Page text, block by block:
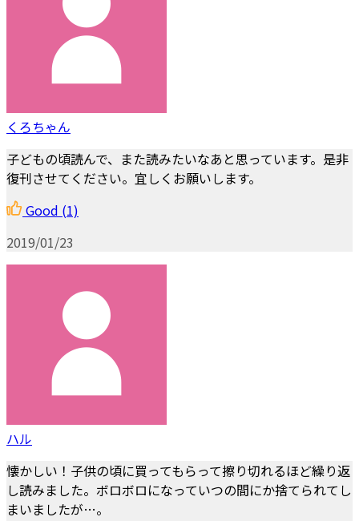
くろちゃん
子どもの頃読んで、また読みたいなあと思っています。是非
復刊させてください。宜しくお願いします。
Good (1)
2019/01/23
ハル
懐かしい！子供の頃に買ってもらって擦り切れるほど繰り返
し読みました。ボロボロになっていつの間にか捨てられてし
まいましたが…。